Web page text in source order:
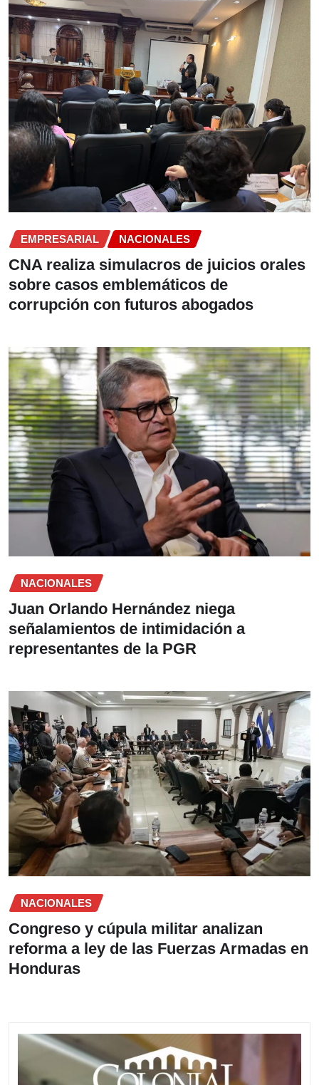
EMPRESARIAL NACIONALES
CNA realiza simulacros de juicios orales
sobre casos emblemáticos de
corrupción con futuros abogados
NACIONALES
Juan Orlando Hernández niega
señalamientos de intimidación a
representantes de la PGR
NACIONALES
Congreso y cúpula militar analizan
reforma a ley de las Fuerzas Armadas en
Honduras